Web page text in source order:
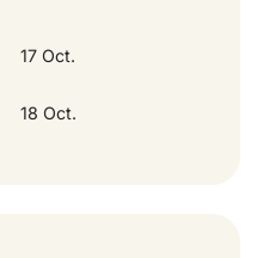
17 Oct.
18 Oct.